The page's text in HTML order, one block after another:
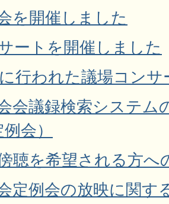
を開催しました
ートを開催しました
行われた議場コンサ
会議録検索システム
会）
聴を希望される方へ
定例会の放映に関す